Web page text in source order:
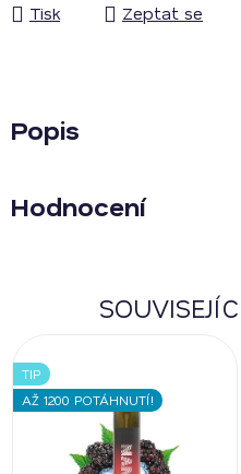
Tisk Zeptat se
Popis
Hodnocení
TIP
AŽ 1200 POTÁHNUTÍ!